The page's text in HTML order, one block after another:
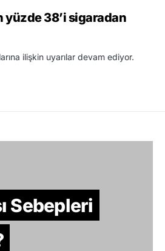
38’i sigaradan
ilişkin uyarılar devam ediyor.
Sebepleri